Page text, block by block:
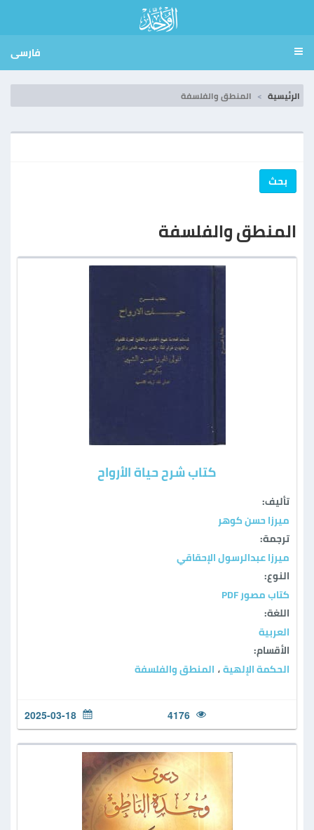
فارسی
الرئيسية المنطق والفلسفة
بحث
المنطق والفلسفة
كتاب شرح حياة الأرواح
تأليف:
ميرزا حسن كوهر
ترجمة:
ميرزا عبدالرسول الإحقاقي
النوع:
كتاب مصور PDF
اللغة:
العربية
الأقسام:
الحكمة الإلهية ، المنطق والفلسفة
4176
2025-03-18